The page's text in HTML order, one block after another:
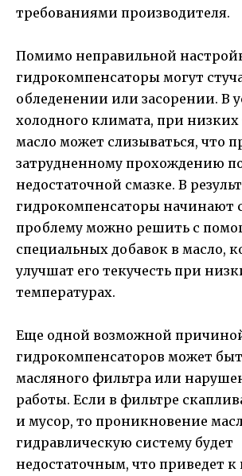
требованиями производителя.
Помимо неправильной
гидрокомпенсаторы могут
обледенении или засорении. В
холодного климата, при низких
масло может слизываться, что
затрудненному прохождению
недостаточной смазке. В
гидрокомпенсаторы начинают
проблему можно решить с
специальных добавок в масло,
улучшат его текучесть при
температурах.
Еще одной возможной
гидрокомпенсаторов может
масляного фильтра или
работы. Если в фильтре
и мусор, то проникновение
гидравлическую систему будет
недостаточным, что приведет